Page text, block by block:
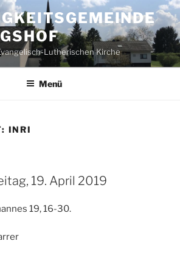
Lutherischen Kirche
Menü
INRI
19. April 2019
19, 16-30.